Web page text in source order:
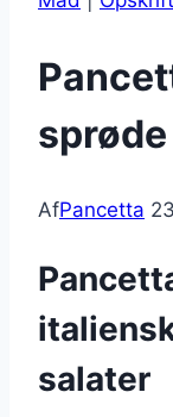
AfPancetta
salater